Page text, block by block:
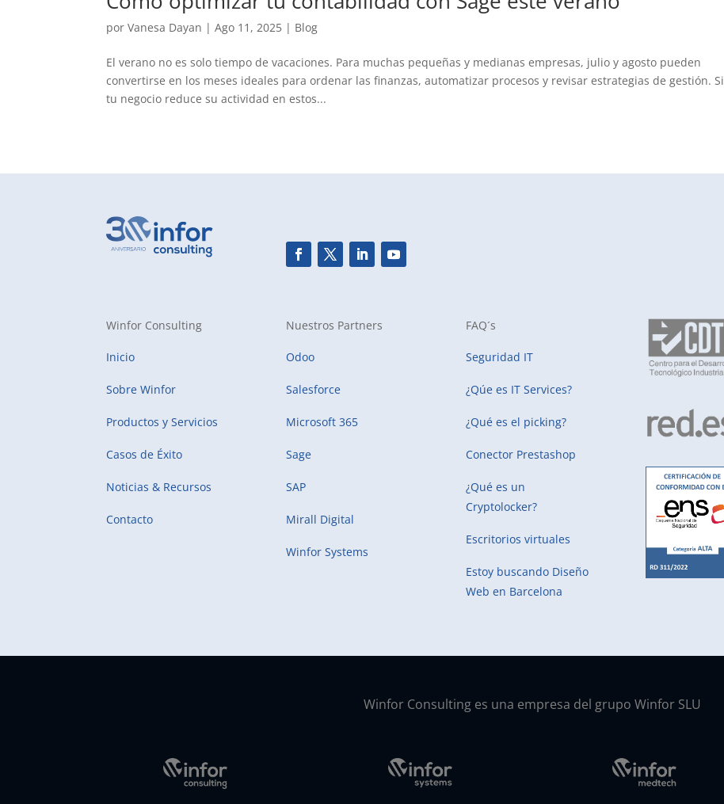
porVanesa Dayan |Ago 11, 2025 | Blog
El verano no es solo tiempo de vacaciones. Para muchas pequeñas y medianas empresas, julio y agosto pueden
convertirse en los meses ideales para ordenar las finanzas, automatizar procesos y revisar estrategias de gestión. Si
tu negocio reduce su actividad en estos...
Winfor Consulting
Inicio
Sobre Winfor
Productos y Servicios
Casos de Éxito
Noticias & Recursos
Contacto
Nuestros Partners
Odoo
Salesforce
Microsoft 365
Sage
SAP
Mirall Digital
Winfor Systems
FAQ´s
Seguridad IT
¿Qúe es IT Services?
¿Qué es el picking?
Conector Prestashop
¿Qué es un
Cryptolocker?
Escritorios virtuales
Estoy buscando Diseño
Web en Barcelona
Winfor Consulting es una empresa del grupo Winfor SLU